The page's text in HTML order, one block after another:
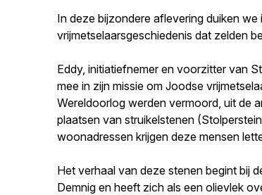
In deze bijzondere aflevering duiken we
vrijmetselaarsgeschiedenis dat zelden
Eddy, initiatiefnemer en voorzitter van
mee in zijn missie om Joodse
Wereldoorlog werden vermoord, uit de
plaatsen van struikelstenen
woonadressen krijgen deze mensen
Het verhaal van deze stenen begint bij
Demnig en heeft zich als een olievlek